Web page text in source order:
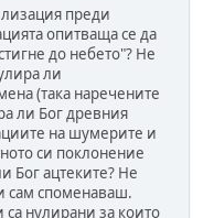
преди
опитваща се да
до небето"? Не
ли
(така наречените
ли Бог древния
на шумерите и
си поклонение
Бог ацтеките? Не
сам споменаваш.
нулирани за които